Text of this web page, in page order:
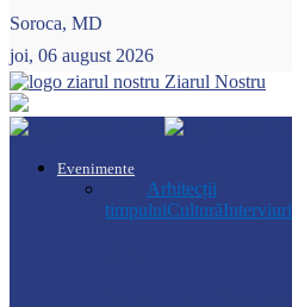
Soroca, MD
joi, 06 august 2026
Ziarul Nostru
Evenimente
Arhitecții
timpuluiCulturăInterviuri